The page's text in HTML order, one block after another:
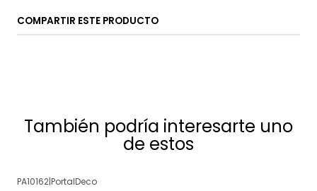
COMPARTIR ESTE PRODUCTO
También podría interesarte uno
de estos
PA10162|PortalDeco